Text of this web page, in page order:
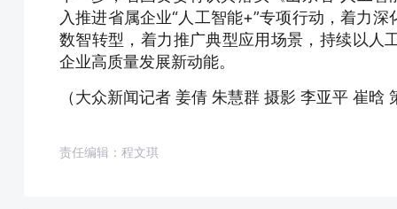
入推进省属企业“人工智能+”专项行动，着力
数智转型，着力推广典型应用场景，持续以人
企业高质量发展新动能。
（大众新闻记者 姜倩 朱慧群 摄影 李亚平 崔晗
责任编辑：程文琪